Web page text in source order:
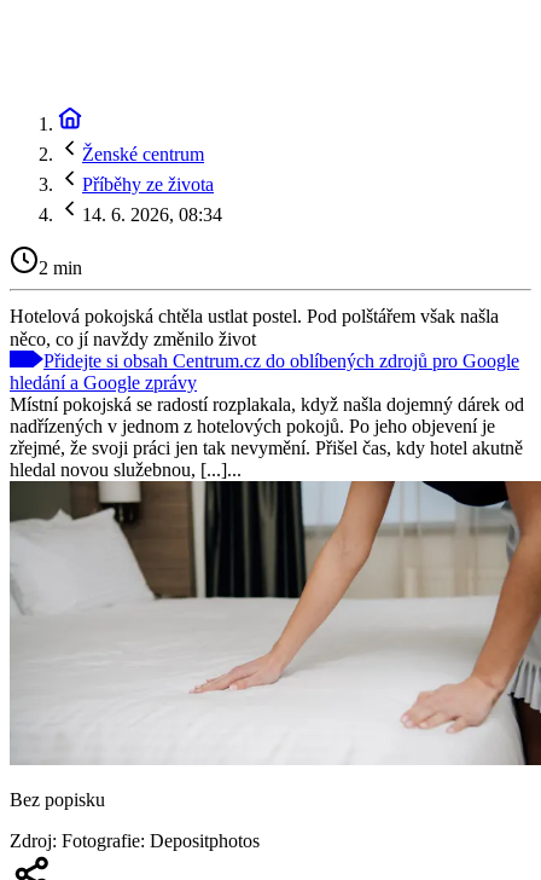
Ženské centrum
Příběhy ze života
14. 6. 2026, 08:34
2 min
Hotelová pokojská chtěla ustlat postel. Pod polštářem však našla
něco, co jí navždy změnilo život
Přidejte si obsah Centrum.cz do oblíbených zdrojů pro Google
hledání a Google zprávy
Místní pokojská se radostí rozplakala, když našla dojemný dárek od
nadřízených v jednom z hotelových pokojů. Po jeho objevení je
zřejmé, že svoji práci jen tak nevymění. Přišel čas, kdy hotel akutně
hledal novou služebnou, [...]...
Bez popisku
Zdroj: Fotografie: Depositphotos